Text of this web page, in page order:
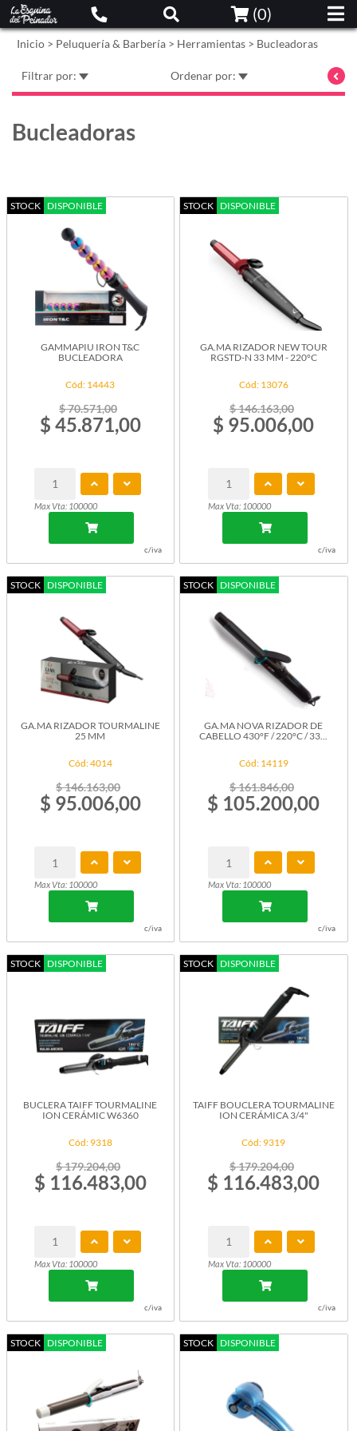
(0)
Inicio > Peluquería & Barbería > Herramientas > Bucleadoras
Filtrar por: Ordenar por:
Bucleadoras
STOCK DISPONIBLE
GAMMAPIU IRON T&C
BUCLEADORA
Cód: 14443
$ 70.571,00
$ 45.871,00
Max Vta: 100000
c/iva
STOCK DISPONIBLE
GA.MA RIZADOR NEW TOUR
RGSTD-N 33 MM - 220°C
Cód: 13076
$ 146.163,00
$ 95.006,00
Max Vta: 100000
c/iva
STOCK DISPONIBLE
GA.MA RIZADOR TOURMALINE
25 MM
Cód: 4014
$ 146.163,00
$ 95.006,00
Max Vta: 100000
c/iva
STOCK DISPONIBLE
GA.MA NOVA RIZADOR DE
CABELLO 430°F / 220°C / 33...
Cód: 14119
$ 161.846,00
$ 105.200,00
Max Vta: 100000
c/iva
STOCK DISPONIBLE
BUCLERA TAIFF TOURMALINE
ION CERÁMIC W6360
Cód: 9318
$ 179.204,00
$ 116.483,00
Max Vta: 100000
c/iva
STOCK DISPONIBLE
TAIFF BOUCLERA TOURMALINE
ION CERÁMICA 3/4"
Cód: 9319
$ 179.204,00
$ 116.483,00
Max Vta: 100000
c/iva
STOCK DISPONIBLE STOCK DISPONIBLE